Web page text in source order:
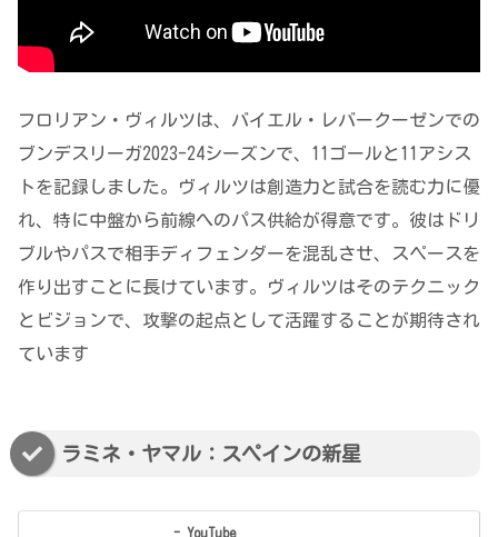
フロリアン・ヴィルツは、バイエル・レバークーゼンでの
ブンデスリーガ2023-24シーズンで、11ゴールと11アシス
トを記録しました。ヴィルツは創造力と試合を読む力に優
れ、特に中盤から前線へのパス供給が得意です。彼はドリ
ブルやパスで相手ディフェンダーを混乱させ、スペースを
作り出すことに長けています。ヴィルツはそのテクニック
とビジョンで、攻撃の起点として活躍することが期待され
ています
ラミネ・ヤマル：スペインの新星
- YouTube